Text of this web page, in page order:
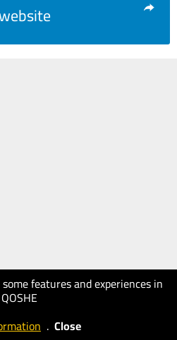
features and experiences in
QOSHE
. Close